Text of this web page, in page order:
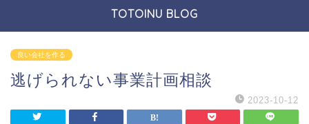
TOTOINU BLOG
良い会社を作る
逃げられない事業計画相談
2023-10-12